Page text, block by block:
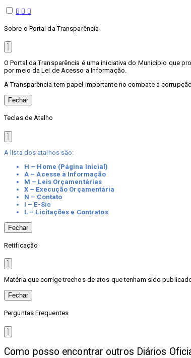
Sobre o Portal da Transparência
O Portal da Transparência é uma iniciativa do Município que
por meio da Lei de Acesso a Informação.
A Transparência tem papel importante no combate à
Fechar
Teclas de Atalho
A lista dos atalhos são:
H – Home (Página Inicial)
A – Acesse à Informação
M – Leis Orçamentárias
X – Execução Orçamentária
N – Contato
I – E-Sic
L – Licitações e Contratos
Fechar
Retificação
Matéria que corrige trechos de atos que tenham sido
Fechar
Perguntas Frequentes
Como posso encontrar outros Diários